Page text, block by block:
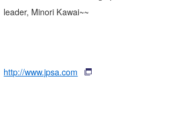
leader, Minori Kawai~~
http://www.jpsa.com